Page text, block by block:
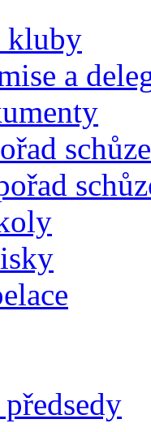
kluby
a
schůze